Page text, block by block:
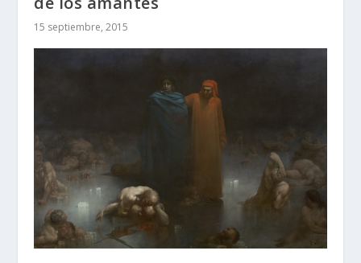
15 septiembre, 2015